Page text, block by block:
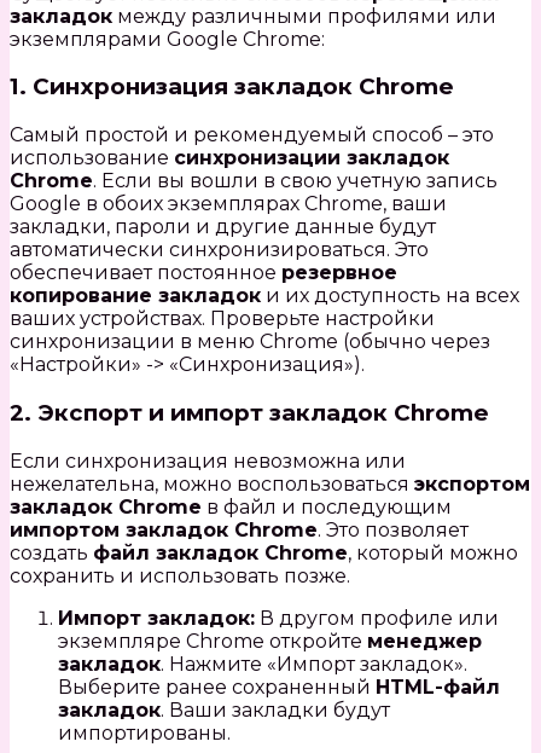
закладок между различными профилями или
экземплярами Google Chrome:
1. Синхронизация закладок Chrome
Самый простой и рекомендуемый способ – это
использование синхронизации закладок
Chrome. Если вы вошли в свою учетную запись
Google в обоих экземплярах Chrome, ваши
закладки, пароли и другие данные будут
автоматически синхронизироваться. Это
обеспечивает постоянное резервное
копирование закладок и их доступность на всех
ваших устройствах. Проверьте настройки
синхронизации в меню Chrome (обычно через
«Настройки» -> «Синхронизация»).
2. Экспорт и импорт закладок Chrome
Если синхронизация невозможна или
нежелательна, можно воспользоваться экспортом
закладок Chrome в файл и последующим
импортом закладок Chrome. Это позволяет
создать файл закладок Chrome, который можно
сохранить и использовать позже.
Импорт закладок: В другом профиле или
экземпляре Chrome откройте менеджер
закладок. Нажмите «Импорт закладок».
Выберите ранее сохраненный HTML-файл
закладок. Ваши закладки будут
импортированы.